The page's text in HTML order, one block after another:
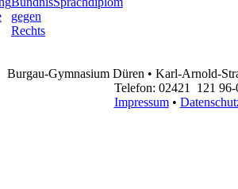
Burgau-Gymnasium Düren • Karl-Arnold-
Telefon: 02421 121 96-
Impressum•